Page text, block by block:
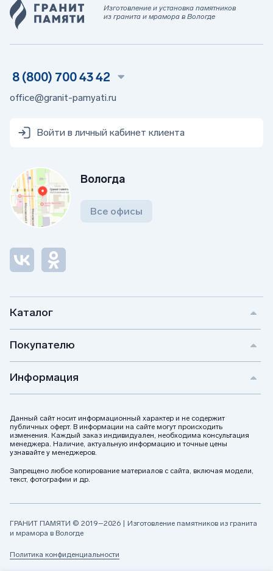
Изготовление и установка памятников
из гранита и мрамора в Вологде
Каталог
Покупателю
Информация
Данный сайт носит информационный характер и не содержит
публичных оферт. В информации на сайте могут происходить
изменения. Каждый заказ индивидуален, необходима консультация
менеджера. Наличие, актуальную информацию и точные цены
узнавайте у менеджеров.
Запрещено любое копирование материалов с сайта, включая модели,
текст, фотографии и др.
8 (800) 700 43 42
office@granit-pamyati.ru
Войти в личный кабинет клиента
Вологда
Все офисы
ГРАНИТ ПАМЯТИ © 2019–2026 | Изготовление памятников из гранита
и мрамора в Вологде
Политика конфиденциальности